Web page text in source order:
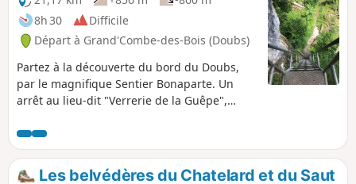
Lac de Moron.
8h 30
Difficile
Départ à Grand'Combe-des-Bois (Doubs)
Partez à la découverte du bord du Doubs,
par le magnifique Sentier Bonaparte. Un
arrêt au lieu-dit "Verrerie de la Guêpe",
le parcours : Le Petit Philibert, La Cendrée,
Sur Les Roches. Sentiers, par endroits, aux
bords de la falaise, des portions très
Les belvédères du Chatelard et du Saut